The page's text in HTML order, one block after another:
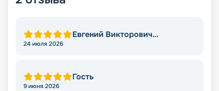
Евгений Викторович
24 июля 2026
Гость
9 июня 2026